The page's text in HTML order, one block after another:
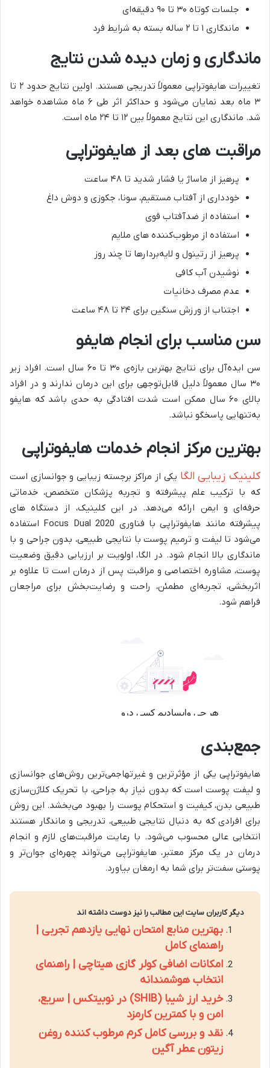
جلسات کوتاه ۳۰ تا ۹۰ دقیقه‌ای
ماندگاری ۱ تا ۲ ساله بسته به شرایط فرد
ماندگاری و زمان دیده شدن نتایج
تغییرات هایفوتراپی معمولاً تدریجی هستند. اولین نتایج حدود ۲ تا
۳ ماه بعد نمایان می‌شود و حداکثر اثر طی ۶ ماه مشاهده خواهد
شد. ماندگاری این نتایج معمولاً بین ۱۲ تا ۲۴ ماه است.
مراقبت‌ های بعد از هایفوتراپی
پرهیز از ماساژ یا فشار شدید تا ۴۸ ساعت
خودداری از آفتاب مستقیم، سونا، جکوزی و دوش داغ
استفاده از ضدآفتاب قوی
استفاده از مرطوب‌کننده‌ های ملایم
پرهیز از رتینول و لایه‌بردارها تا چند روز
نوشیدن آب کافی
عدم مصرف دخانیات
اجتناب از ورزش سنگین برای ۲۴ تا ۴۸ ساعت
سن مناسب برای انجام هایفو
سن ایده‌آل برای نتایج بهترین بازه‌ی ۳۰ تا ۶۰ سال است. افراد زیر
۳۰ سال معمولاً دلیل قابل‌توجهی برای این درمان ندارند و در افراد
بالای ۶۰ سال ممکن است شدت افتادگی به حدی باشد که هایفو
به‌تنهایی پاسخگو نباشد.
بهترین مرکز انجام خدمات هایفوتراپی
کلینیک زیبایی الگا یکی از مراکز برجسته زیبایی و جوانسازی است
که با ترکیب علم پیشرفته و تجربه پزشکان متخصص، خدماتی
حرفه‌ای و ایمن ارائه می‌دهد. در این کلینیک، از دستگاه‌ های
پیشرفته مانند هایفوتراپی با فناوری Focus Dual 2020 استفاده
می‌شود تا لیفت و ترمیم پوست با نتایجی طبیعی، بدون جراحی و با
ماندگاری بالا انجام شود. در الگا، اولویت بر ارزیابی دقیق وضعیت
پوست، مشاوره اختصاصی و مراقبت‌ پس از درمان است تا علاوه بر
اثربخشی، تجربه‌ای مطمئن، راحت و رضایت‌بخش برای مراجعان
فراهم شود.
جمع‌بندی
هایفوتراپی یکی از مؤثرترین و غیرتهاجمی‌ترین روش‌های جوانسازی
و لیفت پوست است که بدون نیاز به جراحی، با تحریک کلاژن‌سازی
طبیعی بدن، کیفیت و استحکام پوست را بهبود می‌بخشد. این روش
برای افرادی که به دنبال نتایجی طبیعی، تدریجی و ماندگار هستند
انتخابی عالی محسوب می‌شود. با رعایت مراقبت‌های لازم و انجام
درمان در یک مرکز معتبر، هایفوتراپی می‌تواند چهره‌ای جوان‌تر و
پوستی سفت‌تر برای شما به ارمغان بیاورد.
دیگر کاربران سایت این مطالب را نیز دوست داشته اند
بهترین منابع امتحان نهایی یازدهم تجربی |
راهنمای کامل
امکانات اضافی کولر گازی هیتاچی | راهنمای
انتخاب هوشمندانه
خرید ارز شیبا (SHIB) در نوبیتکس | سریع،
امن و با کمترین کارمزد
نقد و بررسی کامل کرم مرطوب کننده روغن
زیتون عطر آگین